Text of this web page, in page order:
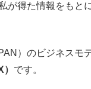
が得た情報をもと
）のビジネスモ
です。